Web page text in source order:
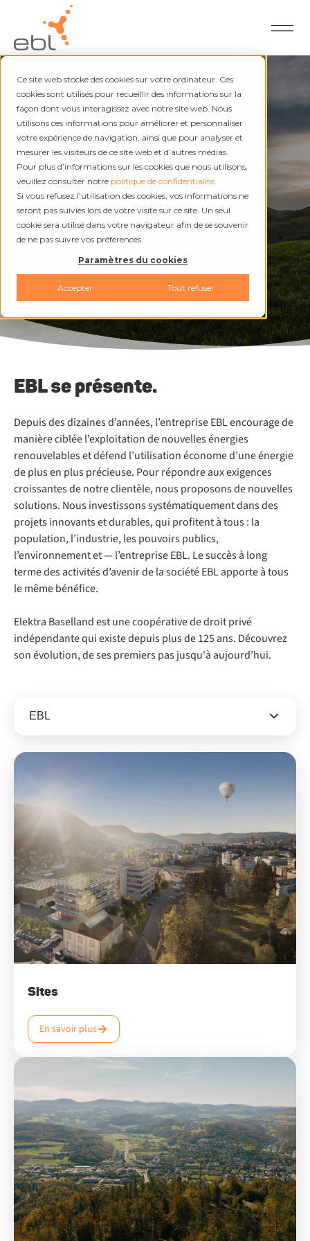
Ce site web stocke des cookies sur votre ordinateur. Ces
cookies sont utilisés pour recueillir des informations sur la
façon dont vous interagissez avec notre site web. Nous
utilisons ces informations pour améliorer et personnaliser
votre expérience de navigation, ainsi que pour analyser et
mesurer les visiteurs de ce site web et d’autres médias.
Pour plus d’informations sur les cookies que nous utilisons,
veuillez consulter notre politique de confidentialité.
Si vous refusez l'utilisation des cookies, vos informations ne
seront pas suivies lors de votre visite sur ce site. Un seul
cookie sera utilisé dans votre navigateur afin de se souvenir
de ne pas suivre vos préférences.
Paramètres du cookies
Accepter Tout refuser
À propos de nous
Une entreprise d’avenir
EBL se présente.
Depuis des dizaines d’années, l’entreprise EBL encourage de
manière ciblée l’exploitation de nouvelles énergies
renouvelables et défend l’utilisation économe d’une énergie
de plus en plus précieuse. Pour répondre aux exigences
croissantes de notre clientèle, nous proposons de nouvelles
solutions. Nous investissons systématiquement dans des
projets innovants et durables, qui profitent à tous : la
population, l’industrie, les pouvoirs publics,
l’environnement et — l’entreprise EBL. Le succès à long
terme des activités d’avenir de la société EBL apporte à tous
le même bénéfice.
Elektra Baselland est une coopérative de droit privé
indépendante qui existe depuis plus de 125 ans. Découvrez
son évolution, de ses premiers pas jusqu'à aujourd’hui.
EBL
Sites
En savoir plus